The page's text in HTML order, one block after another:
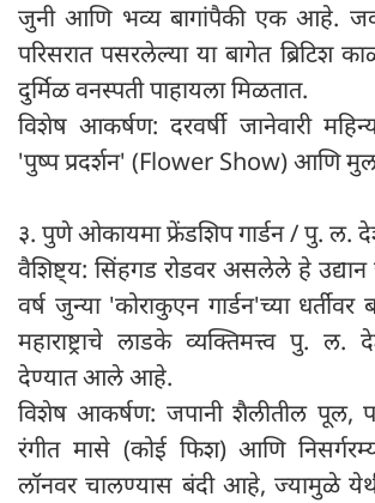
जुनी आणि भव्य बागांपैकी एक आहे.
परिसरात पसरलेल्या या बागेत ब्रिटिश
दुर्मिळ वनस्पती पाहायला मिळतात.
विशेष आकर्षण: दरवर्षी जानेवारी
'पुष्प प्रदर्शन' (Flower Show) आणि
३. पुणे ओकायमा फ्रेंडशिप गार्डन / पु. ल.
वैशिष्ट्य: सिंहगड रोडवर असलेले हे
वर्ष जुन्या 'कोराकुएन गार्डन'च्या
महाराष्ट्राचे लाडके व्यक्तिमत्त्व पु. ल.
देण्यात आले आहे.
विशेष आकर्षण: जपानी शैलीतील पूल,
रंगीत मासे (कोई फिश) आणि
लॉनवर चालण्यास बंदी आहे, ज्यामुळे